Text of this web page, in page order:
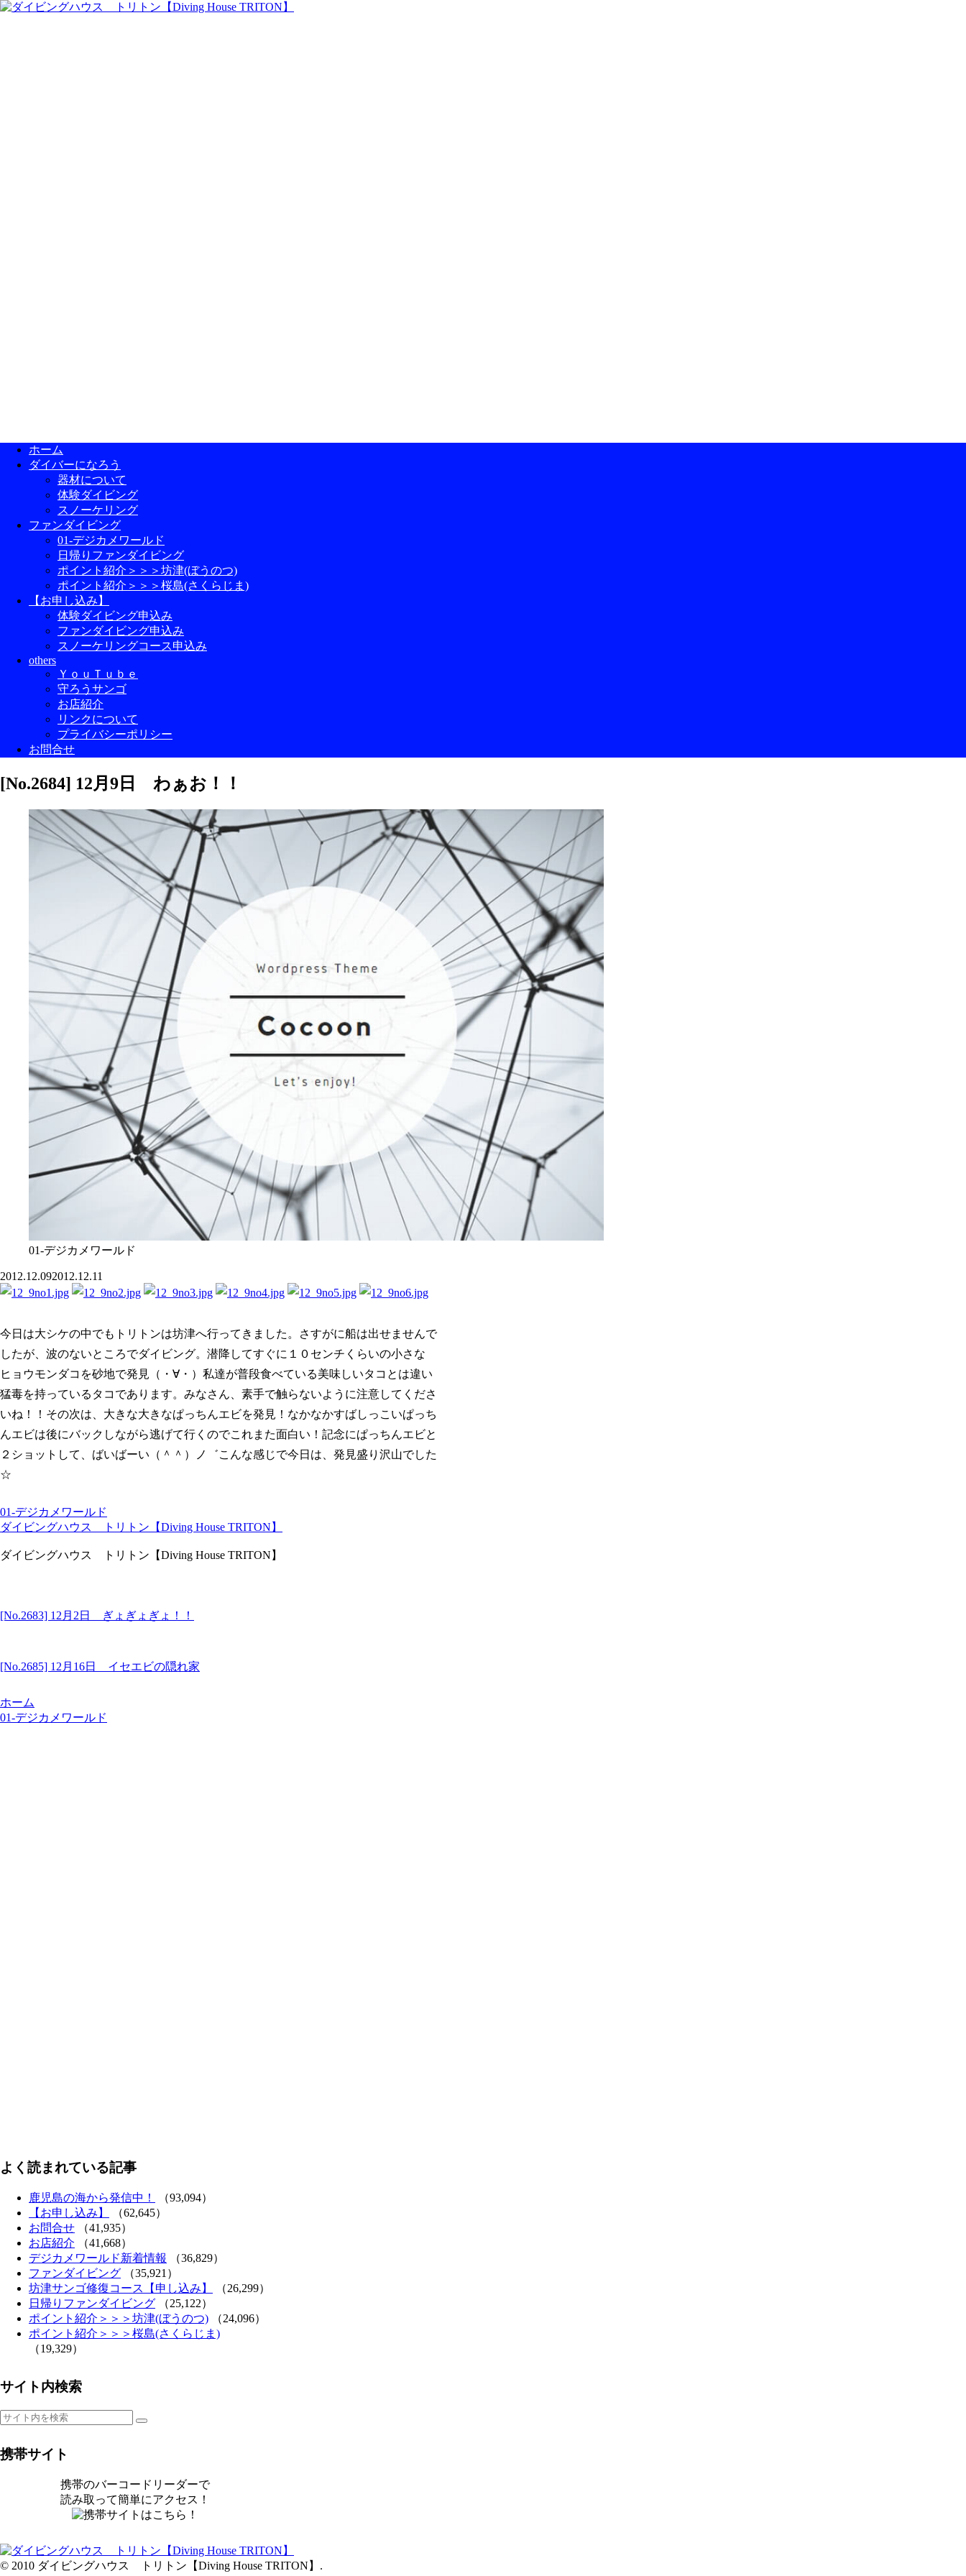
ホーム
ダイバーになろう
器材について
体験ダイビング
スノーケリング
ファンダイビング
01-デジカメワールド
日帰りファンダイビング
ポイント紹介＞＞＞坊津(ぼうのつ)
ポイント紹介＞＞＞桜島(さくらじま)
【お申し込み】
体験ダイビング申込み
ファンダイビング申込み
スノーケリングコース申込み
others
ＹｏｕＴｕｂｅ
守ろうサンゴ
お店紹介
リンクについて
プライバシーポリシー
お問合せ
[No.2684] 12月9日 わぁお！！
01-デジカメワールド
2012.12.092012.12.11
今日は大シケの中でもトリトンは坊津へ行ってきました。さすがに船は出せませんで
したが、波のないところでダイビング。潜降してすぐに１０センチくらいの小さな
ヒョウモンダコを砂地で発見（・∀・）私達が普段食べている美味しいタコとは違い
猛毒を持っているタコであります。みなさん、素手で触らないように注意してくださ
いね！！その次は、大きな大きなぱっちんエビを発見！なかなかすばしっこいぱっち
んエビは後にバックしながら逃げて行くのでこれまた面白い！記念にぱっちんエビと
２ショットして、ばいばーい（＾＾）ノ゛こんな感じで今日は、発見盛り沢山でした
☆
01-デジカメワールド
ダイビングハウス トリトン【Diving House TRITON】
ダイビングハウス トリトン【Diving House TRITON】
[No.2683] 12月2日 ぎょぎょぎょ！！
[No.2685] 12月16日 イセエビの隠れ家
ホーム
01-デジカメワールド
よく読まれている記事
鹿児島の海から発信中！
（93,094）
【お申し込み】
（62,645）
お問合せ （41,935）
お店紹介 （41,668）
デジカメワールド新着情報
（36,829）
ファンダイビング （35,921）
坊津サンゴ修復コース【申し込み】
（26,299）
日帰りファンダイビング （25,122）
ポイント紹介＞＞＞坊津(ぼうのつ) （24,096）
ポイント紹介＞＞＞桜島(さくらじま)
（19,329）
サイト内検索
携帯サイト
携帯のバーコードリーダーで
読み取って簡単にアクセス！
© 2010 ダイビングハウス トリトン【Diving House TRITON】.